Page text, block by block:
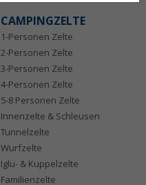
CAMPINGZELTE
1-Personen Zelte
2-Personen Zelte
3-Personen Zelte
4-Personen Zelte
5-8 Personen Zelte
Innenzelte & Schleusen
Tunnelzelte
Wurfzelte
Iglu- & Kuppelzelte
Familienzelte